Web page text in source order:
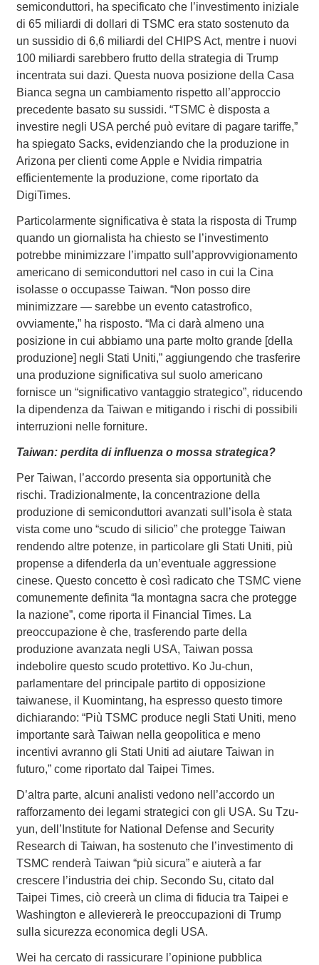
semiconduttori, ha specificato che l’investimento iniziale
di 65 miliardi di dollari di TSMC era stato sostenuto da
un sussidio di 6,6 miliardi del CHIPS Act, mentre i nuovi
100 miliardi sarebbero frutto della strategia di Trump
incentrata sui dazi. Questa nuova posizione della Casa
Bianca segna un cambiamento rispetto all’approccio
precedente basato su sussidi. “TSMC è disposta a
investire negli USA perché può evitare di pagare tariffe,”
ha spiegato Sacks, evidenziando che la produzione in
Arizona per clienti come Apple e Nvidia rimpatria
efficientemente la produzione, come riportato da
DigiTimes.
Particolarmente significativa è stata la risposta di Trump
quando un giornalista ha chiesto se l’investimento
potrebbe minimizzare l’impatto sull’approvvigionamento
americano di semiconduttori nel caso in cui la Cina
isolasse o occupasse Taiwan. “Non posso dire
minimizzare — sarebbe un evento catastrofico,
ovviamente,” ha risposto. “Ma ci darà almeno una
posizione in cui abbiamo una parte molto grande [della
produzione] negli Stati Uniti,” aggiungendo che trasferire
una produzione significativa sul suolo americano
fornisce un “significativo vantaggio strategico”, riducendo
la dipendenza da Taiwan e mitigando i rischi di possibili
interruzioni nelle forniture.
Taiwan: perdita di influenza o mossa strategica?
Per Taiwan, l’accordo presenta sia opportunità che
rischi. Tradizionalmente, la concentrazione della
produzione di semiconduttori avanzati sull’isola è stata
vista come uno “scudo di silicio” che protegge Taiwan
rendendo altre potenze, in particolare gli Stati Uniti, più
propense a difenderla da un’eventuale aggressione
cinese. Questo concetto è così radicato che TSMC viene
comunemente definita “la montagna sacra che protegge
la nazione”, come riporta il Financial Times. La
preoccupazione è che, trasferendo parte della
produzione avanzata negli USA, Taiwan possa
indebolire questo scudo protettivo. Ko Ju-chun,
parlamentare del principale partito di opposizione
taiwanese, il Kuomintang, ha espresso questo timore
dichiarando: “Più TSMC produce negli Stati Uniti, meno
importante sarà Taiwan nella geopolitica e meno
incentivi avranno gli Stati Uniti ad aiutare Taiwan in
futuro,” come riportato dal Taipei Times.
D’altra parte, alcuni analisti vedono nell’accordo un
rafforzamento dei legami strategici con gli USA. Su Tzu-
yun, dell’Institute for National Defense and Security
Research di Taiwan, ha sostenuto che l’investimento di
TSMC renderà Taiwan “più sicura” e aiuterà a far
crescere l’industria dei chip. Secondo Su, citato dal
Taipei Times, ciò creerà un clima di fiducia tra Taipei e
Washington e alleviererà le preoccupazioni di Trump
sulla sicurezza economica degli USA.
Wei ha cercato di rassicurare l’opinione pubblica